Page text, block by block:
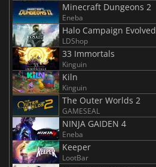
Minecraft Dungeons 2
Eneba
Halo Campaign Evolved
LDShop
33 Immortals
Kinguin
Kiln
Kinguin
The Outer Worlds 2
GAMESEAL
NINJA GAIDEN 4
Eneba
Keeper
LootBar